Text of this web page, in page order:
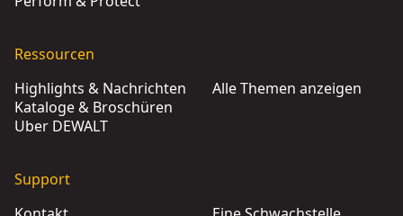
Ressourcen
Highlights & Nachrichten
Kataloge & Broschüren
Über DEWALT
Alle Themen anzeigen
Support